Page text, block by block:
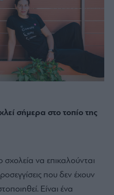
σήμερα στο τοπίο της
σχολεία να επικαλούνται
που δεν έχουν
Είναι ένα